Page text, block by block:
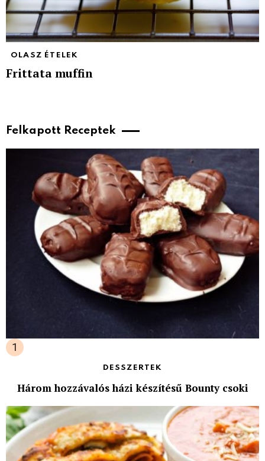
OLASZ ÉTELEK
Frittata muffin
Felkapott Receptek
DESSZERTEK
Három hozzávalós házi készítésű Bounty csoki